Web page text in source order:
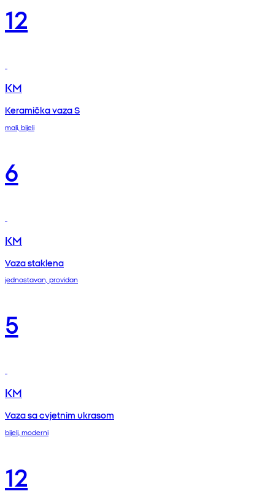
12
KM
Keramička vaza S
mali, bijeli
6
KM
Vaza staklena
jednostavan, providan
5
KM
Vaza sa cvjetnim ukrasom
bijeli, moderni
12